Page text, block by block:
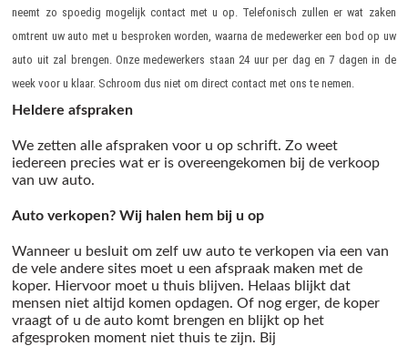
neemt zo spoedig mogelijk contact met u op. Telefonisch zullen er wat zaken
omtrent uw auto met u besproken worden, waarna de medewerker een bod op uw
auto uit zal brengen. Onze medewerkers staan 24 uur per dag en 7 dagen in de
week voor u klaar. Schroom dus niet om direct contact met ons te nemen.
Heldere afspraken
We zetten alle afspraken voor u op schrift. Zo weet
iedereen precies wat er is overeengekomen bij de verkoop
van uw auto.
Auto verkopen? Wij halen hem bij u op
Wanneer u besluit om zelf uw auto te verkopen via een van
de vele andere sites moet u een afspraak maken met de
koper. Hiervoor moet u thuis blijven. Helaas blijkt dat
mensen niet altijd komen opdagen. Of nog erger, de koper
vraagt of u de auto komt brengen en blijkt op het
afgesproken moment niet thuis te zijn. Bij